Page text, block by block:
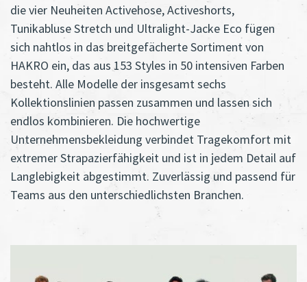
die vier Neuheiten Activehose, Activeshorts,
Tunikabluse Stretch und Ultralight-Jacke Eco fügen
sich nahtlos in das breitgefächerte Sortiment von
HAKRO ein, das aus 153 Styles in 50 intensiven Farben
besteht. Alle Modelle der insgesamt sechs
Kollektionslinien passen zusammen und lassen sich
endlos kombinieren. Die hochwertige
Unternehmensbekleidung verbindet Tragekomfort mit
extremer Strapazierfähigkeit und ist in jedem Detail auf
Langlebigkeit abgestimmt. Zuverlässig und passend für
Teams aus den unterschiedlichsten Branchen.